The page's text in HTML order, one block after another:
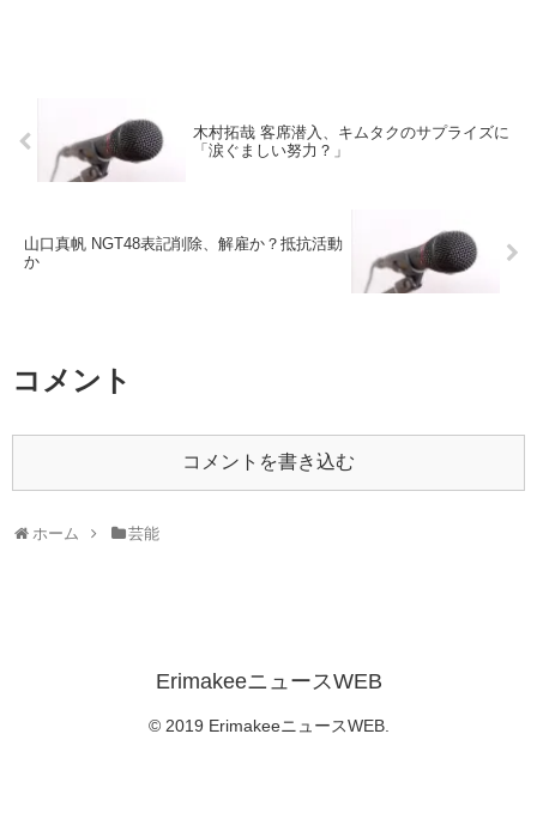
木村拓哉 客席潜入、キムタクのサプライズに
「涙ぐましい努力？」
山口真帆 NGT48表記削除、解雇か？抵抗活動
か
コメント
コメントを書き込む
ホーム 芸能
ErimakeeニュースWEB
© 2019 ErimakeeニュースWEB.